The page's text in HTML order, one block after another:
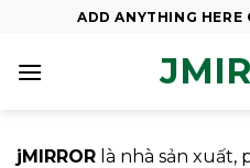
content
ADD ANYTHING HERE
jMIRROR là nhà sản xuất,